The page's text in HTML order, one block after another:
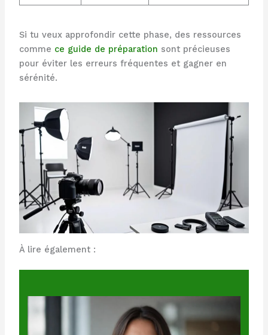
Si tu veux approfondir cette phase, des ressources
comme ce guide de préparation sont précieuses
pour éviter les erreurs fréquentes et gagner en
sérénité.
À lire également :